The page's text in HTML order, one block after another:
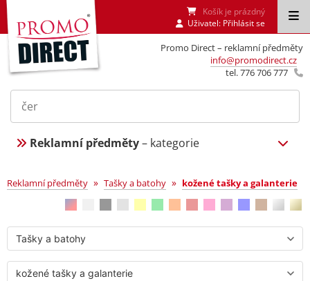
Promo Direct – reklamní předměty
info@promodirect.cz
tel. 776 706 777
Košík je prázdný
Uživatel: Přihlásit se
Reklamní předměty– kategorie
kožené tašky a galanterie
Reklamní předměty » Tašky a batohy » kožené tašky a galanterie